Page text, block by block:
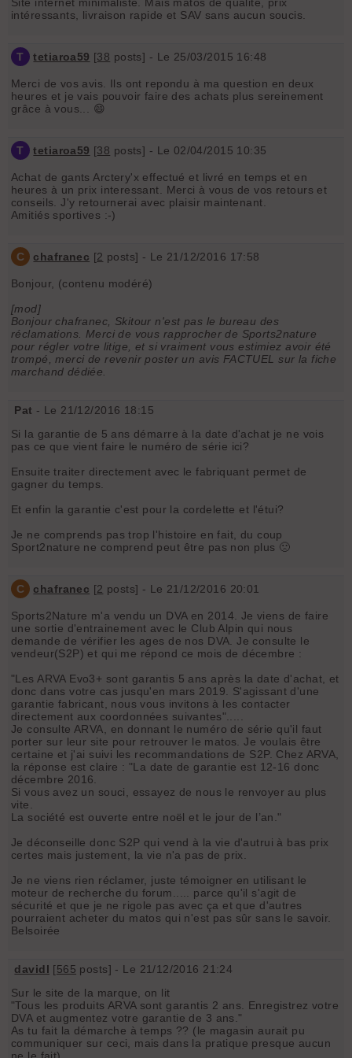
intéressants, livraison rapide et SAV sans aucun soucis.
T tetiaroa59 [38 posts] - Le 25/03/2015 16:48
Merci de vos avis. Ils ont repondu à ma question en deux
heures et je vais pouvoir faire des achats plus sereinement
grâce à vous... 😄
T tetiaroa59 [38 posts] - Le 02/04/2015 10:35
Achat de gants Arctery'x effectué et livré en temps et en
heures à un prix interessant. Merci à vous de vos retours et
conseils. J'y retournerai avec plaisir maintenant.
Amitiés sportives :-)
C chafranec [2 posts] - Le 21/12/2016 17:58
Bonjour, (contenu modéré)
[mod]
Bonjour chafranec, Skitour n'est pas le bureau des
réclamations. Merci de vous rapprocher de Sports2nature
pour régler votre litige, et si vraiment vous estimiez avoir été
trompé, merci de revenir poster un avis FACTUEL sur la fiche
marchand dédiée.
Pat - Le 21/12/2016 18:15
Si la garantie de 5 ans démarre à la date d'achat je ne vois
pas ce que vient faire le numéro de série ici?
Ensuite traiter directement avec le fabriquant permet de
gagner du temps.
Et enfin la garantie c'est pour la cordelette et l'étui?
Je ne comprends pas trop l'histoire en fait, du coup
Sport2nature ne comprend peut être pas non plus 🙁
C chafranec [2 posts] - Le 21/12/2016 20:01
Sports2Nature m'a vendu un DVA en 2014. Je viens de faire
une sortie d'entrainement avec le Club Alpin qui nous
demande de vérifier les ages de nos DVA. Je consulte le
vendeur(S2P) et qui me répond ce mois de décembre :
"Les ARVA Evo3+ sont garantis 5 ans après la date d'achat, et
donc dans votre cas jusqu'en mars 2019. S'agissant d'une
garantie fabricant, nous vous invitons à les contacter
directement aux coordonnées suivantes".....
Je consulte ARVA, en donnant le numéro de série qu'il faut
porter sur leur site pour retrouver le matos. Je voulais être
certaine et j'ai suivi les recommandations de S2P. Chez ARVA,
la réponse est claire : "La date de garantie est 12-16 donc
décembre 2016.
Si vous avez un souci, essayez de nous le renvoyer au plus
vite.
La société est ouverte entre noël et le jour de l’an."
Je déconseille donc S2P qui vend à la vie d'autrui à bas prix
certes mais justement, la vie n'a pas de prix.
Je ne viens rien réclamer, juste témoigner en utilisant le
moteur de recherche du forum..... parce qu'il s'agit de
sécurité et que je ne rigole pas avec ça et que d'autres
pourraient acheter du matos qui n'est pas sûr sans le savoir.
Belsoirée
davidl [565 posts] - Le 21/12/2016 21:24
Sur le site de la marque, on lit
"Tous les produits ARVA sont garantis 2 ans. Enregistrez votre
DVA et augmentez votre garantie de 3 ans."
As tu fait la démarche à temps ?? (le magasin aurait pu
communiquer sur ceci, mais dans la pratique presque aucun
ne le fait)